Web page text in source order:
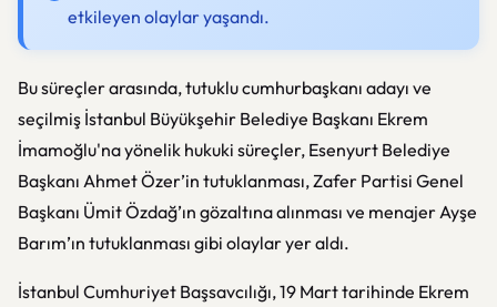
etkileyen olaylar yaşandı.
Bu süreçler arasında, tutuklu cumhurbaşkanı adayı ve
seçilmiş İstanbul Büyükşehir Belediye Başkanı Ekrem
İmamoğlu'na yönelik hukuki süreçler, Esenyurt Belediye
Başkanı Ahmet Özer’in tutuklanması, Zafer Partisi Genel
Başkanı Ümit Özdağ’ın gözaltına alınması ve menajer Ayşe
Barım’ın tutuklanması gibi olaylar yer aldı.
İstanbul Cumhuriyet Başsavcılığı, 19 Mart tarihinde Ekrem